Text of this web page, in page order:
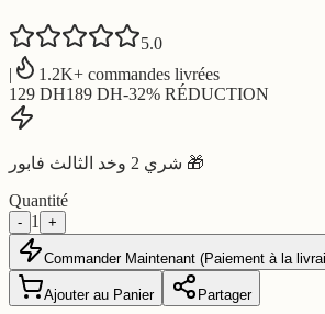
5.0
|
1.2K+ commandes livrées
129 DH189 DH-32% RÉDUCTION
شري 2 وخد الثالث فابور 🎁
Quantité
- 1 +
Commander Maintenant (Paiement à la
Ajouter au Panier Partager